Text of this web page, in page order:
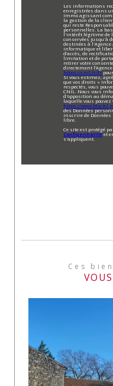
Les informations
enregistrées dans
Immo agissant
la gestion de la
qui reste
personnelles. La
l'intérêt légitime de
conservées jusqu'à
destinées à l'Agence
informatique et
d’accès, de
limitation et de
retirer votre
directement
https://cnil.fr/fr
Si vous estimez,
que vos droits «
respectés, vous
CNIL. Nous vous
d'opposition au
laquelle vous
https://
des Données
inscrire de
libre.
Ce site est protégé
Confidentialitéet es
s'appliquent.
Ces